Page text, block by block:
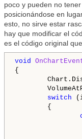
poco y pueden no
posicionándose en
esto, no sirve estar
hay que modificar el
es el código original
void
{
switch
{